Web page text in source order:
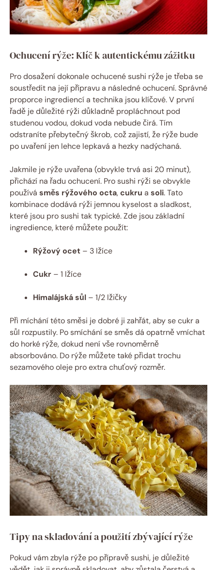
Ochucení rýže: Klíč k autentickému zážitku
Pro dosažení dokonale ochucené sushi rýže je třeba se
soustředit na její přípravu a následné ochucení. Správné
proporce ingrediencí a technika jsou klíčové. V první
řadě je důležité rýži důkladně propláchnout pod
studenou vodou, dokud voda nebude čirá. Tím
odstraníte přebytečný škrob, což zajistí, že rýže bude
po uvaření jen lehce lepkavá a hezky nadýchaná.
Jakmile je rýže uvařena (obvykle trvá asi 20 minut),
přichází na řadu ochucení. Pro sushi rýži se obvykle
používá směs rýžového octa,cukru a soli. Tato
kombinace dodává rýži jemnou kyselost a sladkost,
které jsou pro sushi tak typické. Zde jsou základní
ingredience, které můžete použít:
Rýžový ocet – 3 lžíce
Cukr – 1 lžíce
Himalájská sůl – 1/2 lžičky
Při míchání této směsi je dobré ji zahřát, aby se cukr a
sůl rozpustily. Po smíchání se směs dá opatrně vmíchat
do horké rýže, dokud není vše rovnoměrně
absorbováno. Do rýže můžete také přidat trochu
sezamového oleje pro extra chuťový rozměr.
Tipy na skladování a použití zbývající rýže
Pokud vám zbyla rýže po přípravě sushi, je důležité